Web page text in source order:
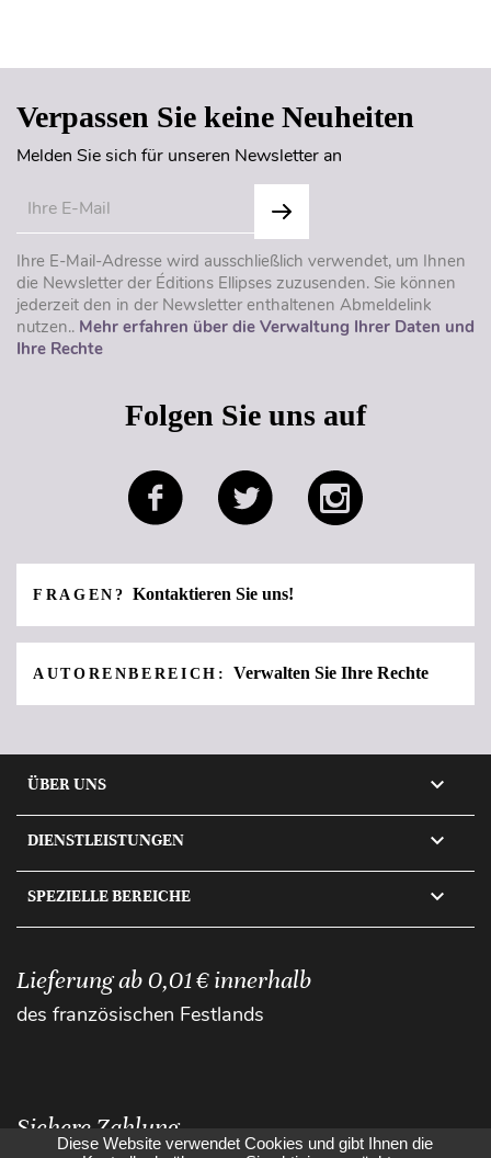
Verpassen Sie keine Neuheiten
Melden Sie sich für unseren Newsletter an
Ihre E-Mail-Adresse wird ausschließlich verwendet, um Ihnen
die Newsletter der Éditions Ellipses zuzusenden. Sie können
jederzeit den in der Newsletter enthaltenen Abmeldelink
nutzen.. Mehr erfahren über die Verwaltung Ihrer Daten und
Ihre Rechte
Folgen Sie uns auf
FRAGEN?Kontaktieren Sie uns!
AUTORENBEREICH: Verwalten Sie Ihre Rechte
ÜBER UNS 
DIENSTLEISTUNGEN 
SPEZIELLE BEREICHE 
Lieferung ab 0,01 € innerhalb
des französischen Festlands
Sichere Zahlung
Diese Website verwendet Cookies und gibt Ihnen die